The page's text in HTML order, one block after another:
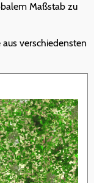
Maßstab zu
verschiedensten